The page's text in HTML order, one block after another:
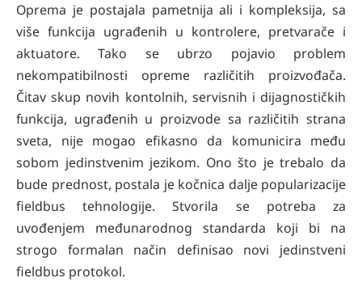
Oprema je postajala pametnija ali i kompleksija, sa
više funkcija ugrađenih u kontrolere, pretvarače i
aktuatore. Tako se ubrzo pojavio problem
nekompatibilnosti opreme različitih proizvođača.
Čitav skup novih kontolnih, servisnih i dijagnostičkih
funkcija, ugrađenih u proizvode sa različitih strana
sveta, nije mogao efikasno da komunicira među
sobom jedinstvenim jezikom. Ono što je trebalo da
bude prednost, postala je kočnica dalje popularizacije
fieldbus tehnologije. Stvorila se potreba za
uvođenjem međunarodnog standarda koji bi na
strogo formalan način definisao novi jedinstveni
fieldbus protokol.